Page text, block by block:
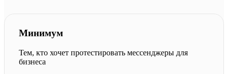
Минимум
Тем, кто хочет протестировать мессенджеры для
бизнеса